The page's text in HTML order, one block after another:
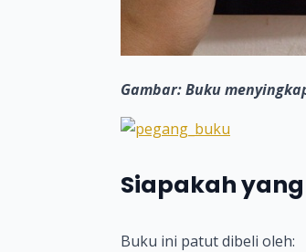
Gambar: Buku
Siapakah
Buku ini patut dibeli oleh: